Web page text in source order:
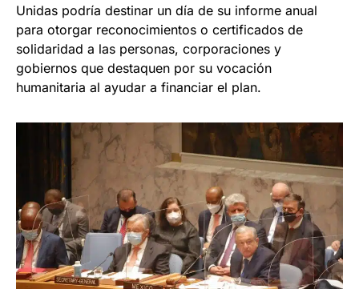
Unidas podría destinar un día de su informe anual
para otorgar reconocimientos o certificados de
solidaridad a las personas, corporaciones y
gobiernos que destaquen por su vocación
humanitaria al ayudar a financiar el plan.